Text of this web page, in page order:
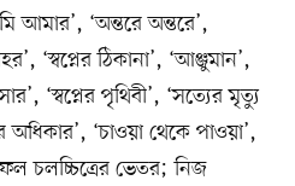
আমার’, ‘অন্তরে অন্তরে’,
‘স্বপ্নের ঠিকানা’, ‘আঞ্জুমান’,
‘স্বপ্নের পৃথিবী’, ‘সত্যের মৃত্যু
‘চাওয়া থেকে পাওয়া’,
চলচ্চিত্রের ভেতর; নিজ